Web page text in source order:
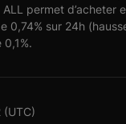
permet d’acheter
0,74% sur 24h